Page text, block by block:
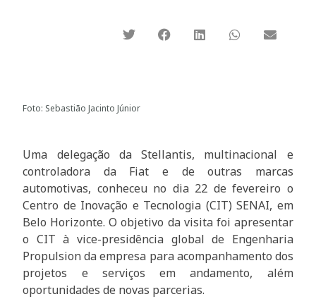
Foto: Sebastião Jacinto Júnior
Uma delegação da Stellantis, multinacional e
controladora da Fiat e de outras marcas
automotivas, conheceu no dia 22 de fevereiro o
Centro de Inovação e Tecnologia (CIT) SENAI, em
Belo Horizonte. O objetivo da visita foi apresentar
o CIT à vice-presidência global de Engenharia
Propulsion da empresa para acompanhamento dos
projetos e serviços em andamento, além
oportunidades de novas parcerias.